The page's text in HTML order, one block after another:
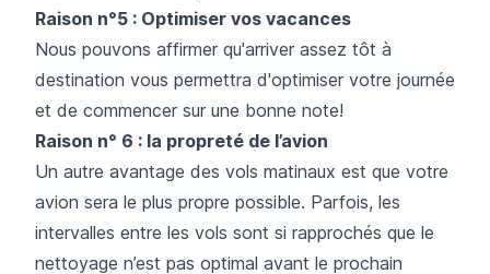
Raison n°5 : Optimiser vos vacances
Nous pouvons affirmer qu'arriver assez tôt à
destination vous permettra d'optimiser votre journée
et de commencer sur une bonne note!
Raison n° 6 : la propreté de l’avion
Un autre avantage des vols matinaux est que votre
avion sera le plus propre possible. Parfois, les
intervalles entre les vols sont si rapprochés que le
nettoyage n’est pas optimal avant le prochain